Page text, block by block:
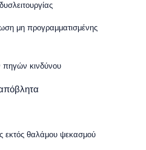
μη προγραμματισμένης
πηγών κινδύνου
εκτός θαλάμου ψεκασμού